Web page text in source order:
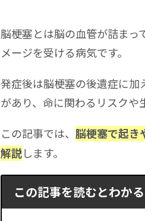
脳梗塞とは脳の血管が詰ま
メージを受ける病気です。
発症後は脳梗塞の後遺症に加
があり、命に関わるリスクや
この記事では、 脳梗塞で起き
解説します。
この記事を読むとわか